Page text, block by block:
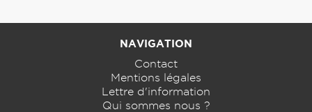
NAVIGATION
Contact
Mentions légales
Lettre d'information
Qui sommes nous ?